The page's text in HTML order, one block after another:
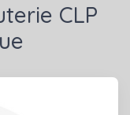
CLP